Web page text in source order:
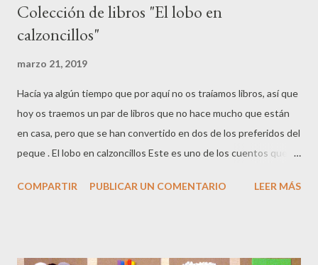
Colección de libros "El lobo en
calzoncillos"
marzo 21, 2019
Hacía ya algún tiempo que por aquí no os traíamos libros, así que
hoy os traemos un par de libros que no hace mucho que están
en casa, pero que se han convertido en dos de los preferidos del
peque . El lobo en calzoncillos Este es uno de los cuentos que el
perfectamente, porque estamos pasando muy buenos ratos con
COMPARTIR PUBLICAR UN COMENTARIO LEER MÁS